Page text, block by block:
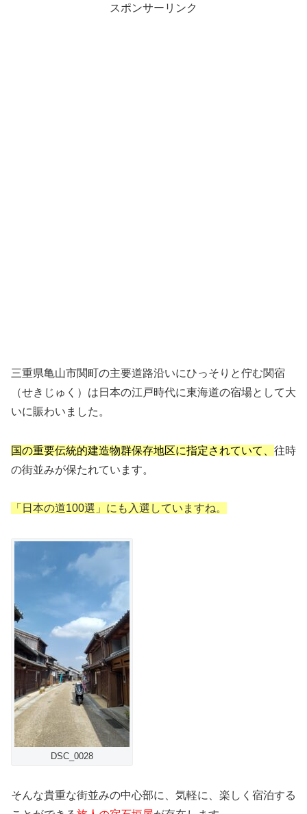
スポンサーリンク
三重県亀山市関町の主要道路沿いにひっそりと佇む関宿
（せきじゅく）は日本の江戸時代に東海道の宿場として大
いに賑わいました。
国の重要伝統的建造物群保存地区に指定されていて、 往時
の街並みが保たれています。
「日本の道100選」にも入選していますね。
DSC_0028
そんな貴重な街並みの中心部に、気軽に、楽しく宿泊する